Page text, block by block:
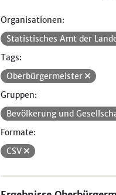
Organisationen:
Statistisches Amt der
Tags:
Oberbürgermeister
Gruppen:
Bevölkerung und
Formate:
CSV